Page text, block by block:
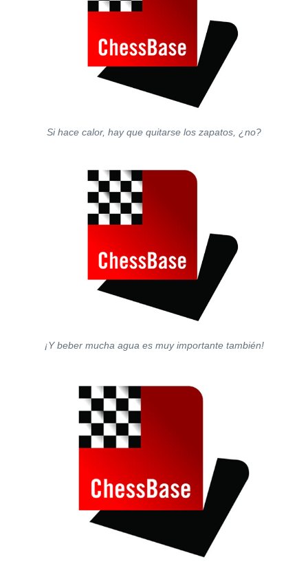
Si hace calor, hay que quitarse los zapatos, ¿no?
¡Y beber mucha agua es muy importante también!